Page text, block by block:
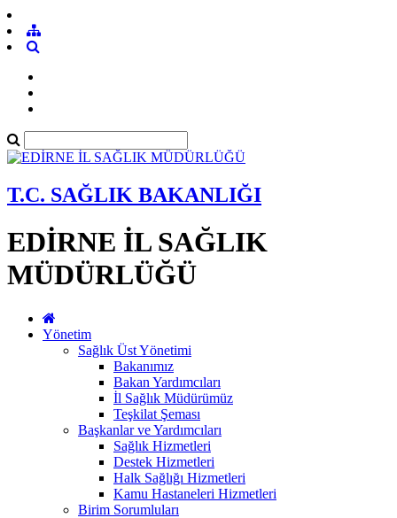
T.C. SAĞLIK BAKANLIĞI
EDİRNE İL SAĞLIK
MÜDÜRLÜĞÜ
Yönetim
Sağlık Üst Yönetimi
Bakanımız
Bakan Yardımcıları
İl Sağlık Müdürümüz
Teşkilat Şeması
Başkanlar ve Yardımcıları
Sağlık Hizmetleri
Destek Hizmetleri
Halk Sağlığı Hizmetleri
Kamu Hastaneleri Hizmetleri
Birim Sorumluları